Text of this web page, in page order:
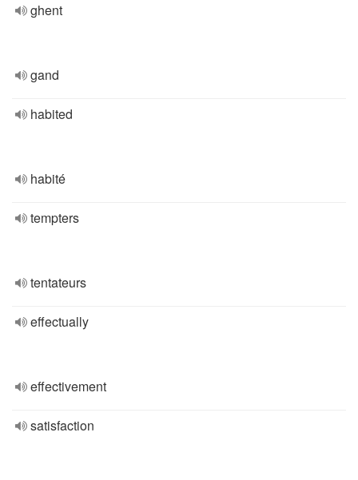
ghent
gand
habited
habité
tempters
tentateurs
effectually
effectivement
satisfaction